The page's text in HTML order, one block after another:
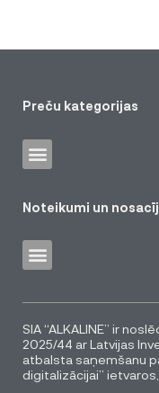
Preču kategorijas
Noteikumi un
SIA “ALKALINE” ir
2025/44 ar Latvijas
atbalsta saņemšanu
digitalizācijai”